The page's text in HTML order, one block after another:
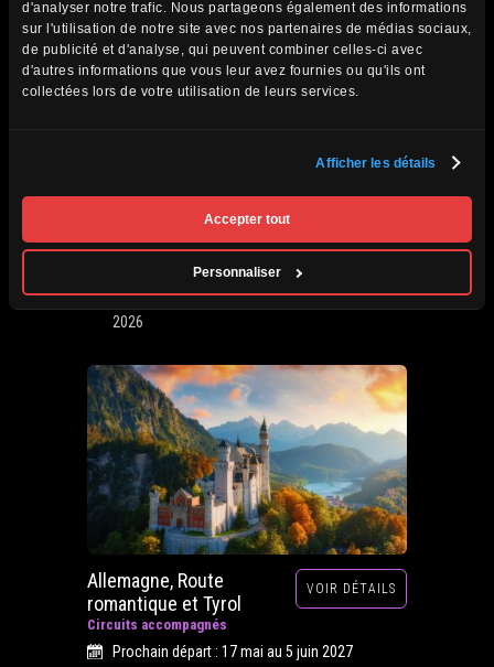
d'analyser notre trafic. Nous partageons également des informations
sur l'utilisation de notre site avec nos partenaires de médias sociaux,
de publicité et d'analyse, qui peuvent combiner celles-ci avec
d'autres informations que vous leur avez fournies ou qu'ils ont
collectées lors de votre utilisation de leurs services.
Afficher les détails
Accepter tout
Personnaliser
Zimbabwe, Zambie et
Botswana
Circuits accompagnés
Prochain départ : 29 septembre au 20 octobre
2026
Allemagne, Route
romantique et Tyrol
Circuits accompagnés
VOIR DÉTAILS
Prochain départ : 17 mai au 5 juin 2027